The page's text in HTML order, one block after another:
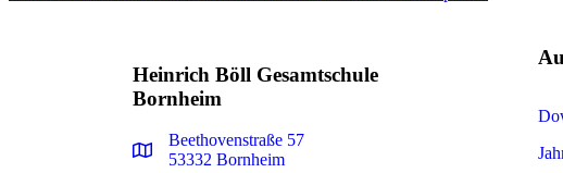
Heinrich Böll Gesamtschule
Bornheim
Beethovenstraße 57
53332 Bornheim